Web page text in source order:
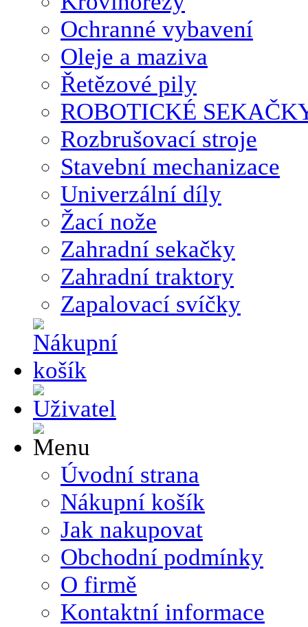
Ochranné vybavení
Oleje a maziva
Řetězové pily
ROBOTICKÉ
Rozbrušovací stroje
Stavební mechanizace
Univerzální díly
Žací nože
Zahradní sekačky
Zahradní traktory
Zapalovací svíčky
Úvodní strana
Nákupní košík
Jak nakupovat
Obchodní podmínky
O firmě
Kontaktní informace